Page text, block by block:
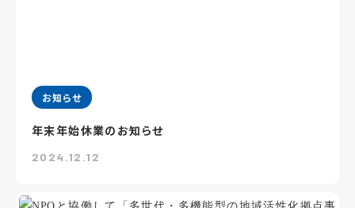
お知らせ
年末年始休業のお知らせ
2024.12.12